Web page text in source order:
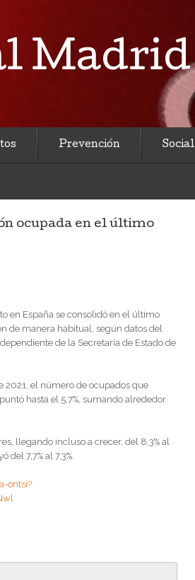
Madrid
Prevención Social
ocupada en el último
en España se consolidó en el último
de manera habitual, según datos del
de la Secretaría de Estado de
2021, el número de ocupados que
hasta el 5,7%, sumando alrededor
llegando incluso a crecer, del 8,3% al
7,7% al 7,3%.
ontsi?